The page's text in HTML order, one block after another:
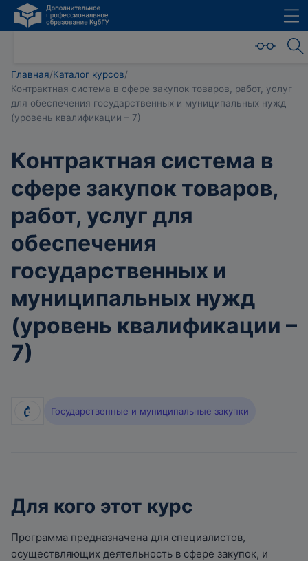
Главная/Каталог курсов/
Контрактная система в сфере закупок товаров, работ, услуг
для обеспечения государственных и муниципальных нужд
(уровень квалификации – 7)
Контрактная система в
сфере закупок товаров,
работ, услуг для
обеспечения
государственных и
муниципальных нужд
(уровень квалификации –
7)
Государственные и муниципальные закупки
Для кого этот курс
Программа предназначена для специалистов,
осуществляющих деятельность в сфере закупок, и